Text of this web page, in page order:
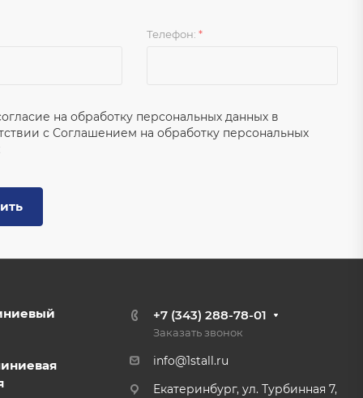
Телефон: *
на обработку персональных данных в
с Соглашением на обработку персональных
+7 (343) 288-78-01
Заказать звонок
info@1stall.ru
Екатеринбург, ул. Турбинная 7,